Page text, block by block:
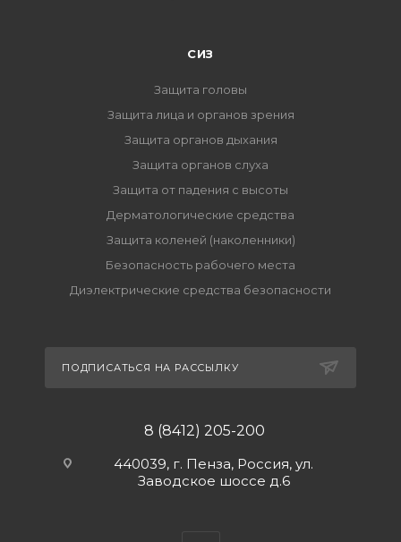
СИЗ
Защита головы
Защита лица и органов зрения
Защита органов дыхания
Защита органов слуха
Защита от падения с высоты
Дерматологические средства
Защита коленей (наколенники)
Безопасность рабочего места
Диэлектрические средства безопасности
ПОДПИСАТЬСЯ НА РАССЫЛКУ
8 (8412) 205-200
440039, г. Пенза, Россия, ул.
Заводское шоссе д.6